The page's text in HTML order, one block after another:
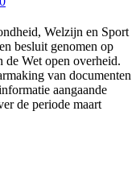
Welzijn en Sport
besluit genomen op
de Wet open overheid.
van documenten
aangaande
de periode maart